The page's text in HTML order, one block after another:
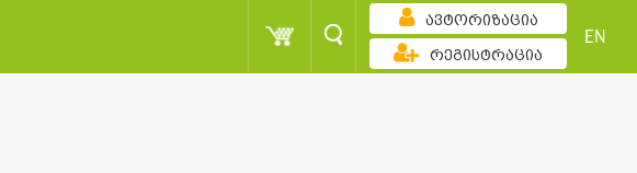
ავტორიზაცია
რეგისტრაცია
EN